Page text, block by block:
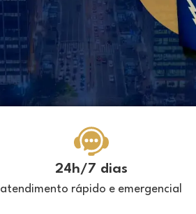
24h/7 dias
atendimento rápido e emergencial